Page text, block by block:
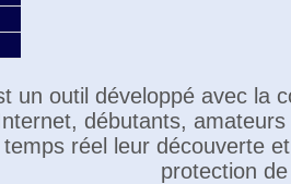
un outil développé avec la
débutants,
réel leur découverte
protection